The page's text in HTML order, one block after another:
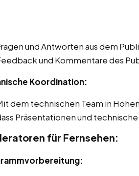
und Antworten aus dem
und Kommentare des
Koordination:
dem technischen Team in
Präsentationen und
für Fernsehen: